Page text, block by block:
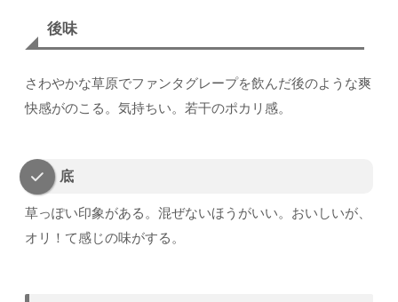
後味
さわやかな草原でファンタグレープを飲んだ後のような爽
快感がのこる。気持ちい。若干のポカリ感。
底
草っぽい印象がある。混ぜないほうがいい。おいしいが、
オリ！て感じの味がする。